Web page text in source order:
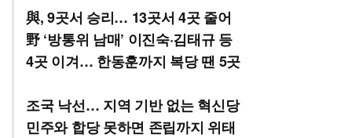
與, 9곳서 승리… 13곳서 4곳 줄어
野 ‘방통위 남매’ 이진숙·김태규 등
4곳 이겨… 한동훈까지 복당 땐 5곳
조국 낙선… 지역 기반 없는 혁신당
민주와 합당 못하면 존립까지 위태